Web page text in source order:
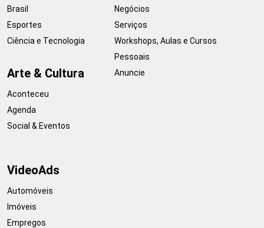
Brasil
Esportes
Ciência e Tecnologia
Arte & Cultura
Aconteceu
Agenda
Social & Eventos
Negócios
Serviços
Workshops, Aulas e Cursos
Pessoais
Anuncie
VideoAds
Automóveis
Imóveis
Empregos